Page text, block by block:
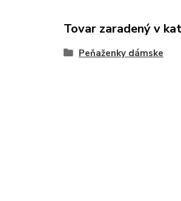
Tovar zaradený v
Peňaženky dámske